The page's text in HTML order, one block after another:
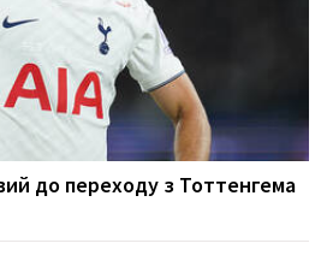
до переходу з Тоттенгема